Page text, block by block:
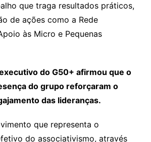
que traga resultados práticos,
de ações como a Rede
às Micro e Pequenas
do G50+ afirmou que o
do grupo reforçaram o
das lideranças.
que representa o
do associativismo, através